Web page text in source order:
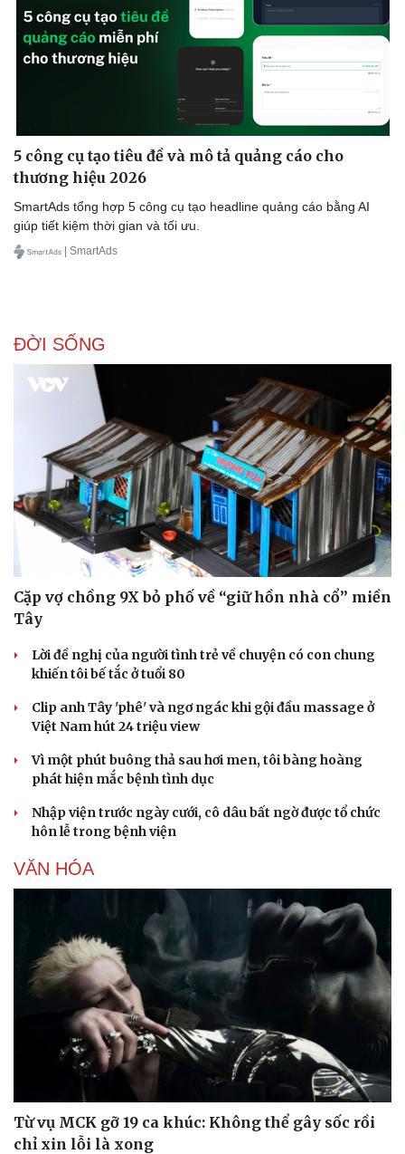
Pháp luật
Tin nóng
Tư vấn luật
Việt Nam
5 công cụ tạo tiêu đề và mô tả quảng cáo cho
thương hiệu 2026
SmartAds tổng hợp 5 công cụ tạo headline quảng cáo bằng AI
giúp tiết kiệm thời gian và tối ưu.
| SmartAds
ĐỜI SỐNG
Cặp vợ chồng 9X bỏ phố về “giữ hồn nhà cổ” miền
Tây
Lời đề nghị của người tình trẻ về chuyện có con chung
khiến tôi bế tắc ở tuổi 80
Clip anh Tây 'phê' và ngơ ngác khi gội đầu massage ở
Việt Nam hút 24 triệu view
Vì một phút buông thả sau hơi men, tôi bàng hoàng
phát hiện mắc bệnh tình dục
Nhập viện trước ngày cưới, cô dâu bất ngờ được tổ chức
hôn lễ trong bệnh viện
VĂN HÓA
Từ vụ MCK gỡ 19 ca khúc: Không thể gây sốc rồi
chỉ xin lỗi là xong